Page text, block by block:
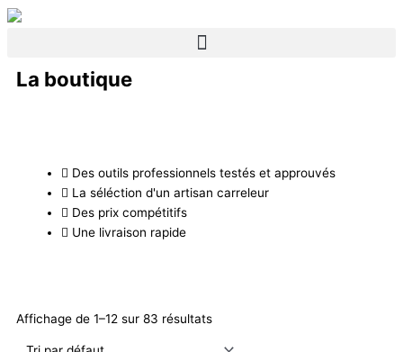
Aller
La boutique
Des outils professionnels testés et approuvés
La séléction d'un artisan carreleur
Des prix compétitifs
Une livraison rapide
Affichage de 1–12 sur 83 résultats